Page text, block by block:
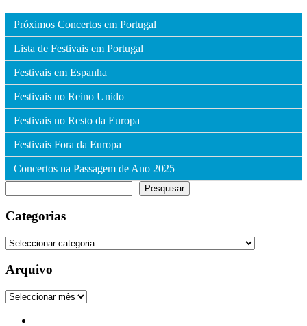
Próximos Concertos em Portugal
Lista de Festivais em Portugal
Festivais em Espanha
Festivais no Reino Unido
Festivais no Resto da Europa
Festivais Fora da Europa
Concertos na Passagem de Ano 2025
Pesquisar
Categorias
Categorias
Arquivo
Arquivo